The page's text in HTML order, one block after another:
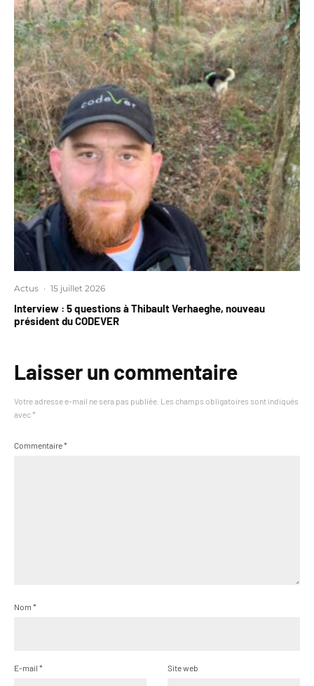
Actus · 15 juillet 2026
Interview : 5 questions à Thibault Verhaeghe, nouveau
président du CODEVER
Laisser un commentaire
Votre adresse e-mail ne sera pas publiée. Les champs obligatoires sont indiqués
avec *
Commentaire*
Nom *
E-mail * Site web